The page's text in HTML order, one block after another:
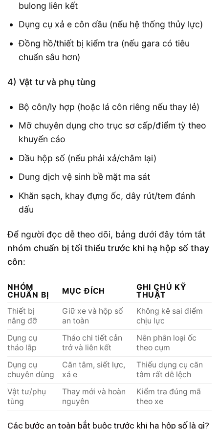
bulong liên kết
Dụng cụ xả e côn dầu (nếu hệ thống thủy lực)
Đồng hồ/thiết bị kiểm tra (nếu gara có tiêu
chuẩn sâu hơn)
4) Vật tư và phụ tùng
Bộ côn/ly hợp (hoặc lá côn riêng nếu thay lẻ)
Mỡ chuyên dụng cho trục sơ cấp/điểm tỳ theo
khuyến cáo
Dầu hộp số (nếu phải xả/châm lại)
Dung dịch vệ sinh bề mặt ma sát
Khăn sạch, khay đựng ốc, dây rút/tem đánh
dấu
Để người đọc dễ theo dõi, bảng dưới đây tóm tắt
nhóm chuẩn bị tối thiểu trước khi hạ hộp số thay
côn:
NHÓM
CHUẨN BỊ
MỤC ĐÍCH
GHI CHÚ KỸ
THUẬT
Thiết bị
nâng đỡ
Giữ xe và hộp số
an toàn
Không kê sai điểm
chịu lực
Dụng cụ
tháo lắp
Tháo chi tiết cản
trở và liên kết
Nên phân loại ốc
theo cụm
Dụng cụ
chuyên dùng
Căn tâm, siết lực,
xả e
Thiếu dụng cụ căn
tâm rất dễ lệch
Vật tư/phụ
tùng
Thay mới và hoàn
nguyên
Kiểm tra đúng mã
theo xe
Các bước an toàn bắt buộc trước khi hạ hộp số là gì?